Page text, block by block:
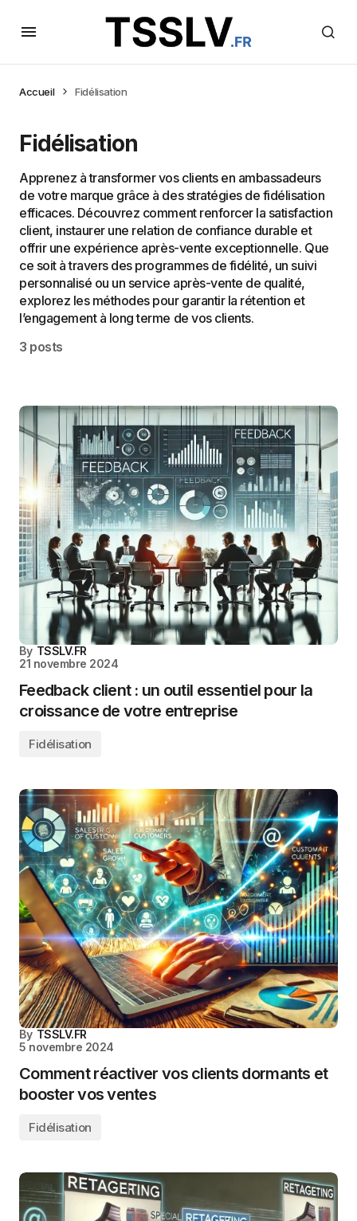
Accueil Fidélisation
Fidélisation
Apprenez à transformer vos clients en ambassadeurs
de votre marque grâce à des stratégies de fidélisation
efficaces. Découvrez comment renforcer la satisfaction
client, instaurer une relation de confiance durable et
offrir une expérience après-vente exceptionnelle. Que
ce soit à travers des programmes de fidélité, un suivi
personnalisé ou un service après-vente de qualité,
explorez les méthodes pour garantir la rétention et
l’engagement à long terme de vos clients.
3 posts
By TSSLV.FR
21 novembre 2024
Feedback client : un outil essentiel pour la
croissance de votre entreprise
Fidélisation
By TSSLV.FR
5 novembre 2024
Comment réactiver vos clients dormants et
booster vos ventes
Fidélisation